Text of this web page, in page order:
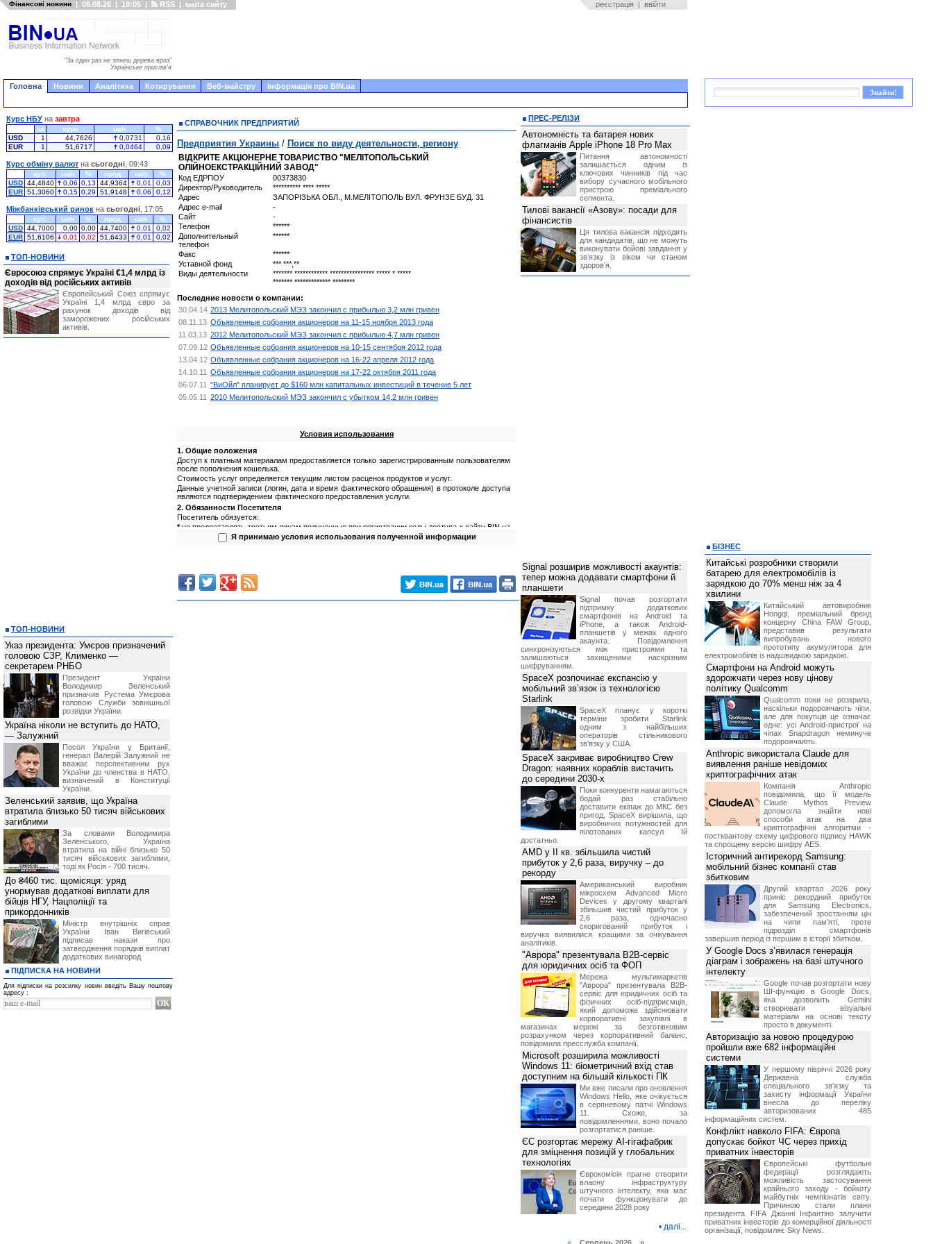
Фінансові новини | 06.08.26 | 19:05 | RSS | мапа сайту реєстрація | ввійти
"За один раз не зітнеш дерева враз"
Українське прислів'я
Головна Новини Аналітика Котирування Веб-майстру Інформація про BIN.ua
СПРАВОЧНИК ПРЕДПРИЯТИЙ
Предприятия Украины / Поиск по виду деятельности, региону
ВІДКРИТЕ АКЦІОНЕРНЕ ТОВАРИСТВО "МЕЛІТОПОЛЬСЬКИЙ
ОЛІЙНОЕКСТРАКЦІЙНИЙ ЗАВОД"
Код ЕДРПОУ
00373830
Директор/Руководитель
********** **** *****
Адрес
ЗАПОРІЗЬКА ОБЛ., М.МЕЛІТОПОЛЬ ВУЛ. ФРУНЗЕ БУД. 31
Адрес e-mail
-
Сайт
-
Телефон
******
Дополнительный
телефон
******
Факс
******
Уставной фонд
*** ***,**
Виды деятельности
******* ************ **************** ***** * *****
******* ************* ********
Последние новости о компании:
30.04.14 2013 Мелитопольский МЭЗ закончил с прибылью 3,2 млн гривен
08.11.13 Объявленные собрания акционеров на 11-15 ноября 2013 года
11.03.13 2012 Мелитопольский МЭЗ закончил с прибылью 4,7 млн гривен
07.09.12 Объявленные собрания акционеров на 10-15 сентября 2012 года
13.04.12 Объявленные собрания акционеров на 16-22 апреля 2012 года
14.10.11 Объявленные собрания акционеров на 17-22 октября 2011 года
06.07.11 "ВиОйл" планирует до $160 млн капитальных инвестиций в течение 5 лет
05.05.11 2010 Мелитопольский МЭЗ закончил с убытком 14,2 млн гривен
Условия использования
1. Общие положения
Доступ к платным материалам предоставляется только зарегистрированным пользователям
после пополнения кошелька.
Стоимость услуг определяется текущим листом расценок продуктов и услуг.
Данные учетной записи (логин, дата и время фактического обращения) в протоколе доступа
являются подтверждением фактического предоставления услуги.
2. Обязанности Посетителя
Посетитель обязуется:
*не предоставлять третьим лицам полученные при регистрации коды доступа к сайту BIN.ua
(логин, пароль);
не предоставлять третьим лицам полученную информацию;
Администрация сайта обязуется:
*обеспечить сохранность данных полученных от Посетителя в процессе регистрации;
предоставлять Посетителю запрашиваемую информацию в максимально короткие сроки.
Я принимаю условия использования полученной информации
Курс НБУ на завтра
за курс uah
%
USD
1 44,7626 0,0731
0,16
EUR
1 51,6717 0,0464 0,09
Курс обміну валют на сьогодні , 09:43
куп. uah % прод. uah
%
USD 44,4840 0,06 0,13 44,9364 0,01
0,03
EUR 51,3060 0,15 0,29 51,9148 0,06 0,12
Міжбанківський ринок на сьогодні , 17:05
куп. uah % прод. uah
%
USD 44,7000 0,00 0,00 44,7400 0,01
0,02
EUR 51,6106 0,01 0,02 51,6433 0,01 0,02
ТОП-НОВИНИ
Євросоюз спрямує Україні €1,4 млрд із
доходів від російських активів
Європейський Союз спрямує
Україні 1,4 млрд євро за
рахунок доходів від
заморожених російських
активів.
ТОП-НОВИНИ
Указ президента: Умєров призначений
головою СЗР, Клименко —
секретарем РНБО
Президент України
Володимир Зеленський
призначив Pустема Умєрова
головою Служби зовнішньої
розвідки України.
Україна ніколи не вступить до НАТО,
— Залужний
Посол України у Британії,
генерал Валерій Залужний не
вважає перспективним рух
України до членства в НАТО,
визначений в Конституції
України.
Зеленський заявив, що Україна
втратила близько 50 тисяч військових
загиблими
За словами Володимира
Зеленського, Україна
втратила на війні близько 50
тисяч військових загиблими,
тоді як Росія - 700 тисяч.
До ₴460 тис. щомісяця: уряд
унормував додаткові виплати для
бійців НГУ, Нацполіції та
прикордонників
Міністр внутрішніх справ
України Іван Вигівський
підписав накази про
затвердження порядків виплат
додаткових винагород
ПІДПИСКА НА НОВИНИ
Для підписки на розсилку новин введіть Вашу поштову
адресу :
ПРЕС-РЕЛІЗИ
Автономність та батарея нових
флагманів Apple iPhone 18 Pro Max
Питання автономності
залишається одним із
ключових чинників під час
вибору сучасного мобільного
пристрою преміального
сегмента.
Тилові вакансії «Азову»: посади для
фінансистів
Ця тилова вакансія підходить
для кандидатів, що не можуть
виконувати бойові завдання у
звʼязку із віком чи станом
здоровʼя.
Signal розширив можливості акаунтів:
тепер можна додавати смартфони й
планшети
Signal почав розгортати
підтримку додаткових
смартфонів на Android та
iPhone, а також Android-
планшетів у межах одного
акаунта. Повідомлення
синхронізуються між пристроями та
залишаються захищеними наскрізним
шифруванням.
SpaceX розпочинає експансію у
мобільний зв’язок із технологією
Starlink
SpaceX планує у короткі
терміни зробити Starlink
одним з найбільших
операторів стільникового
зв'язку у США.
SpaceX закриває виробництво Crew
Dragon: наявних кораблів вистачить
до середини 2030-х
Поки конкуренти намагаються
бодай раз стабільно
доставити екіпаж до МКС без
пригод, SpaceX вирішила, що
виробничих потужностей для
пілотованих капсул їй
достатньо.
AMD у II кв. збільшила чистий
прибуток у 2,6 раза, виручку – до
рекорду
Американський виробник
мікросхем Advanced Micro
Devices у другому кварталі
збільшив чистий прибуток у
2,6 раза, одночасно
скоригований прибуток і
виручка виявилися кращими за очікування
аналітиків.
"Аврора" презентувала B2B-сервіс
для юридичних осіб та ФОП
Мережа мультимаркетів
"Аврора" презентувала B2B-
сервіс для юридичних осіб та
фізичних осіб-підприємців,
який допоможе здійснювати
корпоративні закупівлі в
магазинах мережі за безготівковим
розрахунком через корпоративний баланс,
повідомила пресслужба компанії.
Microsoft розширила можливості
Windows 11: біометричний вхід став
доступним на більшій кількості ПК
Ми вже писали про оновлення
Windows Hello, яке очікується
в серпневому патчі Windows
11. Схоже, за
повідомленнями, воно почало
розгортатися раніше.
ЄС розгортає мережу AI-гігафабрик
для зміцнення позицій у глобальних
технологіях
Єврокомісія прагне створити
власну інфраструктуру
штучного інтелекту, яка має
почати функціонувати до
середини 2028 року
• далі...
БІЗНЕС
Китайські розробники створили
батарею для електромобілів із
зарядкою до 70% менш ніж за 4
хвилини
Китайський автовиробник
Hongqi, преміальний бренд
концерну China FAW Group,
представив результати
випробувань нового
прототипу акумулятора для
електромобілів із надшвидкою зарядкою.
Смартфони на Android можуть
здорожчати через нову цінову
політику Qualcomm
Qualcomm поки не розкрила,
наскільки подорожчають чіпи,
але для покупців це означає
одне: усі Android-пристрої на
чіпах Snapdragon неминуче
подорожчають.
Anthropic використала Claude для
виявлення раніше невідомих
криптографічних атак
Компанія Anthropic
повідомила, що її модель
Claude Mythos Preview
допомогла знайти нові
способи атак на два
криптографічні алгоритми -
постквантову схему цифрового підпису HAWK
та спрощену версію шифру AES.
Історичний антирекорд Samsung:
мобільний бізнес компанії став
збитковим
Другий квартал 2026 року
приніс рекордний прибуток
для Samsung Electronics,
забезпечений зростанням цін
на чипи пам'яті, проте
підрозділ смартфонів
завершив період із першим в історії збитком.
У Google Docs з’явилася генерація
діаграм і зображень на базі штучного
інтелекту
Google почав розгортати нову
ШІ-функцію в Google Docs,
яка дозволить Gemini
створювати візуальні
матеріали на основі тексту
просто в документі.
Авторизацію за новою процедурою
пройшли вже 682 інформаційні
системи
У першому півріччі 2026 року
Державна служба
спеціального зв'язку та
захисту інформації України
внесла до переліку
авторизованих 485
інформаційних систем.
Конфлікт навколо FIFA: Європа
допускає бойкот ЧС через прихід
приватних інвесторів
Європейські футбольні
федерації розглядають
можливість застосування
крайнього заходу - бойкоту
майбутніх чемпіонатів світу.
Причиною стали плани
президента FIFA Джанні Інфантіно залучити
приватних інвесторів до комерційної діяльності
організації, повідомляє Sky News.